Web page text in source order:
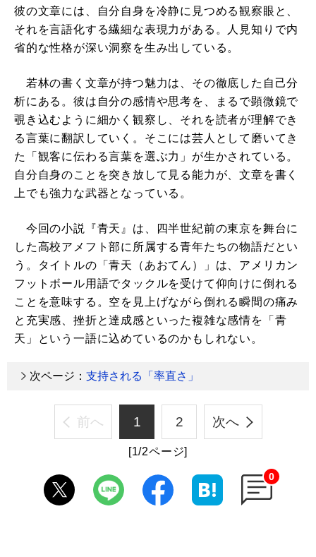
彼の文章には、自分自身を冷静に見つめる観察眼と、
それを言語化する繊細な表現力がある。人見知りで内
省的な性格が深い洞察を生み出している。
若林の書く文章が持つ魅力は、その徹底した自己分
析にある。彼は自分の感情や思考を、まるで顕微鏡で
覗き込むように細かく観察し、それを読者が理解でき
る言葉に翻訳していく。そこには芸人として磨いてき
た「観客に伝わる言葉を選ぶ力」が生かされている。
自分自身のことを突き放して見る能力が、文章を書く
上でも強力な武器となっている。
今回の小説『青天』は、四半世紀前の東京を舞台に
した高校アメフト部に所属する青年たちの物語だとい
う。タイトルの「青天（あおてん）」は、アメリカン
フットボール用語でタックルを受けて仰向けに倒れる
ことを意味する。空を見上げながら倒れる瞬間の痛み
と充実感、挫折と達成感といった複雑な感情を「青
天」という一語に込めているのかもしれない。
次ページ： 支持される「率直さ」
前へ 1 2 次へ
[1/2ページ]
0